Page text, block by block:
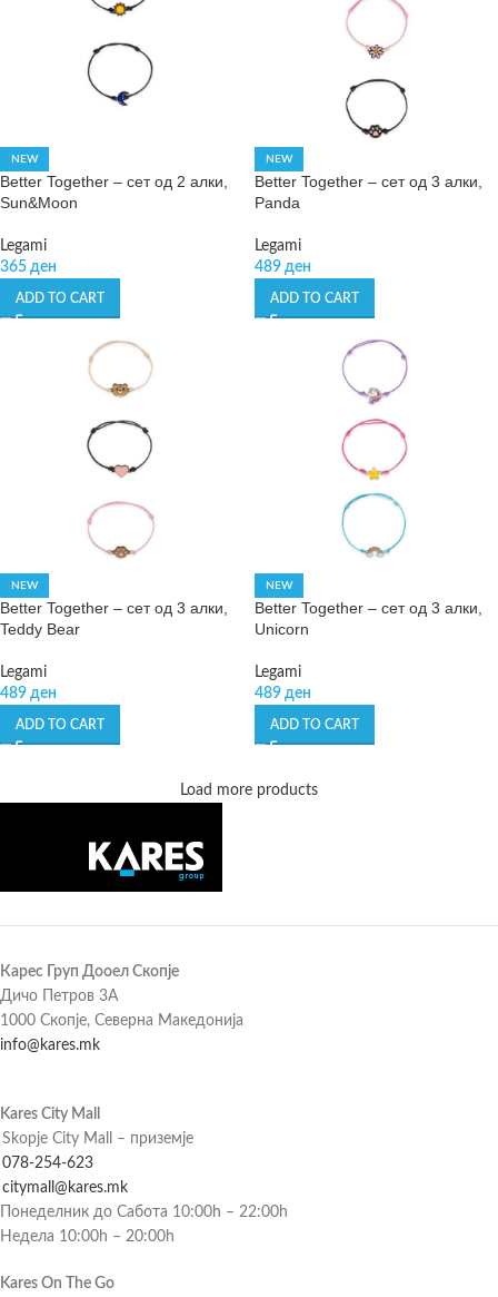
NEW
Better Together – сет од 2 алки,
Sun&Moon
Legami
365 ден
ADD TO CART
NEW
Better Together – сет од 3 алки,
Panda
Legami
489 ден
ADD TO CART
NEW
Better Together – сет од 3 алки,
Teddy Bear
Legami
489 ден
ADD TO CART
NEW
Better Together – сет од 3 алки,
Unicorn
Legami
489 ден
ADD TO CART
Load more products
Карес Груп Дооел Скопје
Дичо Петров 3А
1000 Скопје, Северна Македонија
info@kares.mk
Kares City Mall
Skopje City Mall – приземје
078-254-623
citymall@kares.mk
Понеделник до Сабота 10:00h – 22:00h
Недела 10:00h – 20:00h
Kares On The Go